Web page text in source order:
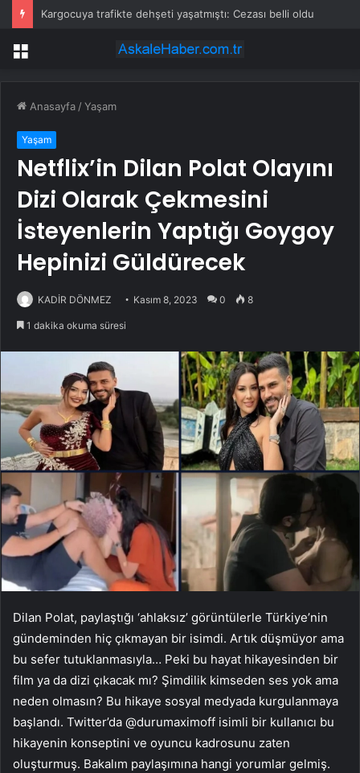
Kargocuya trafikte dehşeti yaşatmıştı: Cezası belli oldu
Menü
Anasayfa /Yaşam
Yaşam
Netflix’in Dilan Polat Olayını
Dizi Olarak Çekmesini
İsteyenlerin Yaptığı Goygoy
Hepinizi Güldürecek
KADİR DÖNMEZ Kasım 8, 2023 0 8
1 dakika okuma süresi
Dilan Polat, paylaştığı ‘ahlaksız’ görüntülerle Türkiye’nin
gündeminden hiç çıkmayan bir isimdi. Artık düşmüyor ama
bu sefer tutuklanmasıyla… Peki bu hayat hikayesinden bir
film ya da dizi çıkacak mı? Şimdilik kimseden ses yok ama
neden olmasın? Bu hikaye sosyal medyada kurgulanmaya
başlandı. Twitter’da @durumaximoff isimli bir kullanıcı bu
hikayenin konseptini ve oyuncu kadrosunu zaten
oluşturmuş. Bakalım paylaşımına hangi yorumlar gelmiş.